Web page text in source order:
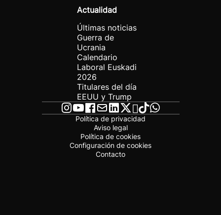
Actualidad
Últimas noticias
Guerra de
Ucrania
Calendario
Laboral Euskadi
2026
Titulares del día
EEUU y Trump
Política de privacidad
Aviso legal
Política de cookies
Configuración de cookies
Contacto